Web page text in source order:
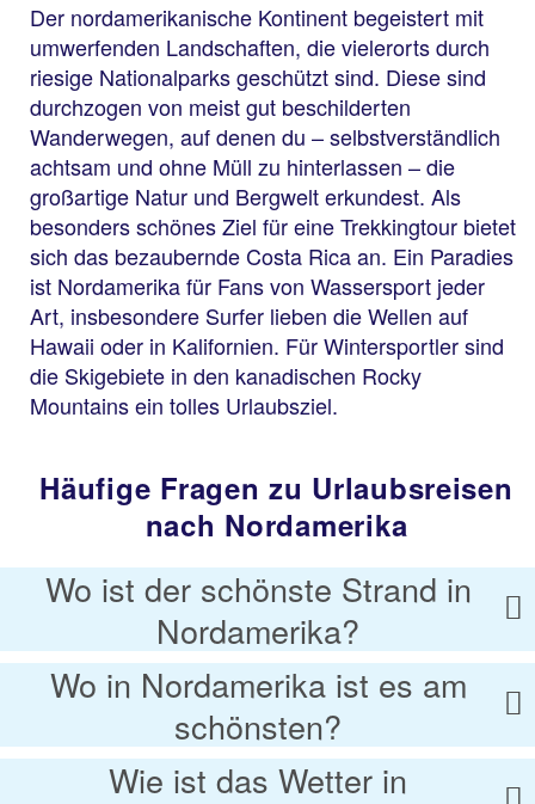
Der nordamerikanische Kontinent begeistert mit
umwerfenden Landschaften, die vielerorts durch
riesige Nationalparks geschützt sind. Diese sind
durchzogen von meist gut beschilderten
Wanderwegen, auf denen du – selbstverständlich
achtsam und ohne Müll zu hinterlassen – die
großartige Natur und Bergwelt erkundest. Als
besonders schönes Ziel für eine Trekkingtour bietet
sich das bezaubernde Costa Rica an. Ein Paradies
ist Nordamerika für Fans von Wassersport jeder
Art, insbesondere Surfer lieben die Wellen auf
Hawaii oder in Kalifornien. Für Wintersportler sind
die Skigebiete in den kanadischen Rocky
Mountains ein tolles Urlaubsziel.
Häufige Fragen zu Urlaubsreisen
nach Nordamerika
Wo ist der schönste Strand in
Nordamerika?
Wo in Nordamerika ist es am
schönsten?
Wie ist das Wetter in